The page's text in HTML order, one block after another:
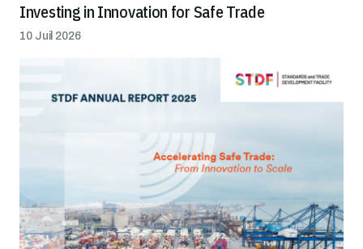
Investing in Innovation for Safe Trade
10 Juil 2026